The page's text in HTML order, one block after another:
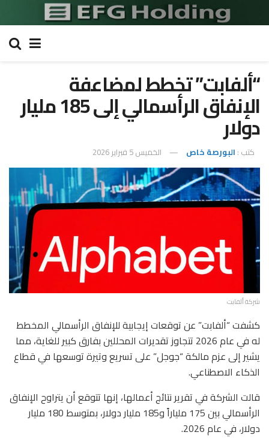
“ألفابت” تخطط لمضاعفة
الإنفاق الرأسمالي إلى 185 مليار
دولار
كتب : البورصة خاص الخميس 5 فبراير 2026
شركة ألفابت
كشفت “ألفابت” عن توقعات إيجابية للإنفاق الرأسمالي المخطط
له في عام 2026 تتجاوز تقديرات المحللين بفارق كبير للغاية، مما
يشير إلى عزم مالكة “جوجل” على تسريع وتيرة توسعها في قطاع
الذكاء الاصطناعي.
قالت الشركة في تقرير نتائج أعمالها، إنها تتوقع أن يتراوح الإنفاق
الرأسمالي بين 175 ملياراً و185 مليار دولار، بمتوسط 180 مليار
دولار، في عام 2026.